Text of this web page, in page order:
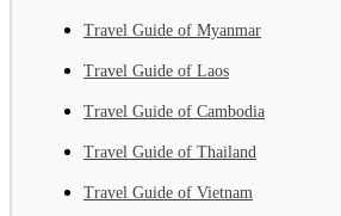
Travel Guide of Myanmar
Travel Guide of Laos
Travel Guide of Cambodia
Travel Guide of Thailand
Travel Guide of Vietnam